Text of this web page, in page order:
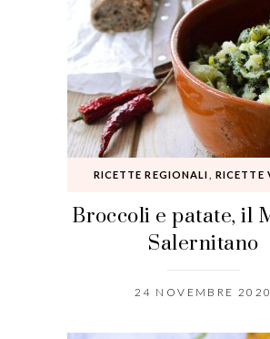
RICETTE REGIONALI RICETTE
Broccoli e patate, il
Salernitano
24 NOVEMBRE 2020